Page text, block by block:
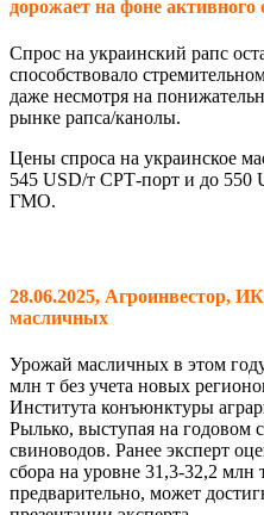
дорожает на фоне
Спрос на украинский рапс
способствовало
даже несмотря на
рынке рапса/канолы.
Цены спроса на украинское
545 USD/т СРТ-порт и до 550
ГМО.
28.06.2025, Агроинвестор,
масличных
Урожай масличных в этом
млн т без учета новых
Института конъюнктуры
Рылько, выступая на годовом
свиноводов. Ранее эксперт
сбора на уровне 31,3-32,2
предварительно, может